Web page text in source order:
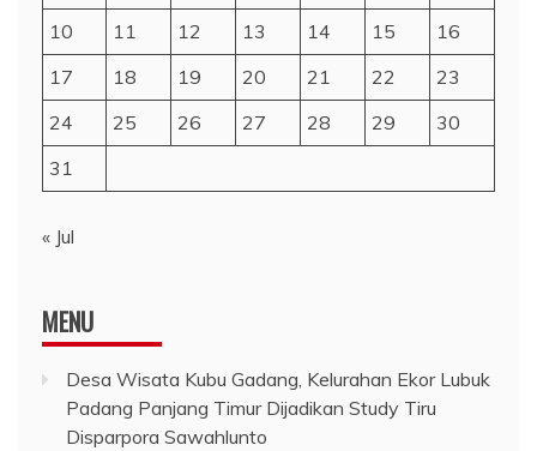
10
11 12 13 14 15
16
17
18 19 20 21 22
23
24
25 26 27 28 29
30
31
« Jul
MENU
Desa Wisata Kubu Gadang, Kelurahan Ekor Lubuk
Padang Panjang Timur Dijadikan Study Tiru
Disparpora Sawahlunto